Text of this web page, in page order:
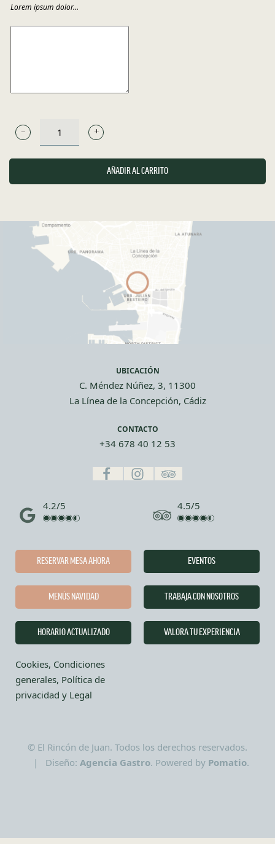
Lorem ipsum dolor…
POKÉ
GUSTO
AÑADIR AL CARRITO
UBICACIÓN
C. Méndez Núñez, 3, 11300
La Línea de la Concepción, Cádiz
CONTACTO
+34 678 40 12 53
4.2/5 4.5/5
RESERVAR MESA AHORA
MENÚS NAVIDAD
HORARIO ACTUALIZADO
Cookies, Condiciones
generales, Política de
privacidad y Legal
EVENTOS
TRABAJA CON NOSOTROS
VALORA TU EXPERIENCIA
© El Rincón de Juan. Todos los derechos reservados.
| Diseño: Agencia Gastro. Powered by Pomatio.